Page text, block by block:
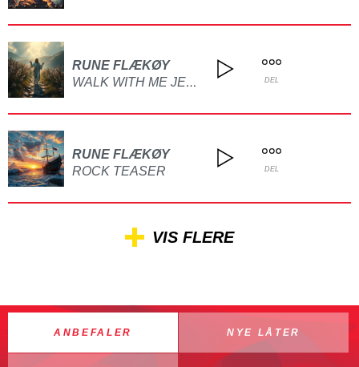
RUNE FLÆKØY
WALK WITH ME JESUS(AI) DEL
RUNE FLÆKØY
ROCK TEASER
DEL
VIS FLERE
ANBEFALER NYE LÅTER